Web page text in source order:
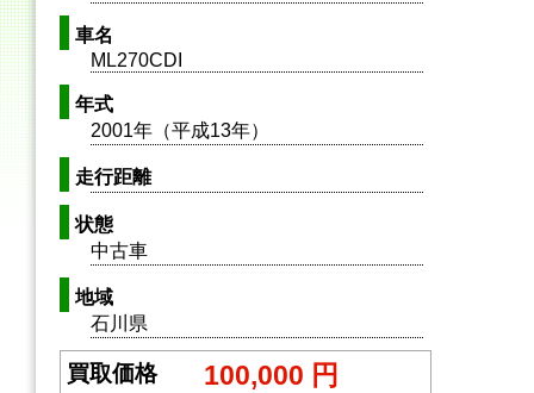
車名
ML270CDI
年式
2001年（平成13年）
走行距離
状態
中古車
地域
石川県
買取価格 100,000 円